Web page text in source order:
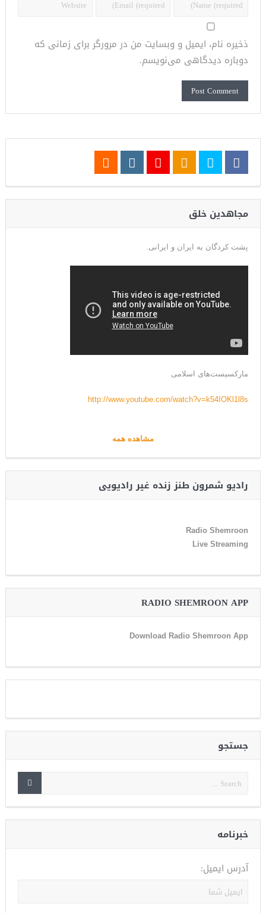
ذخیره نام، ایمیل و وبسایت من در مرورگر برای زمانی که
دوباره دیدگاهی می‌نویسم.
مجاهدین خلق
پشت کردگان به ایران و ایرانی.
مارکسیست‌های اسلامی
http://www.youtube.com/watch?v=k54IOKl1l8s
مشاهده همه
رادیو شمرون طنز زنده غیر رادیویی
Radio Shemroon
Live Streaming
RADIO SHEMROON APP
Download Radio Shemroon App
جستجو
خبرنامه
آدرس ایمیل: